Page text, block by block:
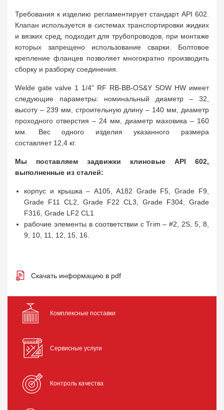
Требования к изделию регламентирует стандарт API 602.
Клапан используется в системах транспортировки жидких
и вязких сред, подходит для трубопроводов, при монтаже
которых запрещено использование сварки. Болтовое
крепление фланцев позволяет многократно производить
сборку и разборку соединения.
Welde gate valve 1 1/4" RF RB-BB-OS&Y SOW HW имеет
следующие параметры: номинальный диаметр – 32,
высоту – 239 мм, строительную длину – 140 мм, диаметр
проходного отверстия – 24 мм, диаметр маховика – 160
мм. Вес одного изделия указанного размера
составляет 12,4 кг.
Мы поставляем задвижки клиновые API 602,
выполненные из сталей:
корпус и крышка – A105, A182 Grade F5, Grade F9,
Grade F11 CL2, Grade F22 CL3, Grade F304, Grade
F316, Grade LF2 CL1
рабочие элементы в соответствии с Trim – #2, 2S, 5, 8,
9, 10, 11, 12, 15, 16.
Скачать информацию в pdf
Комплексные поставки
Сервисные услуги
Контроль качества